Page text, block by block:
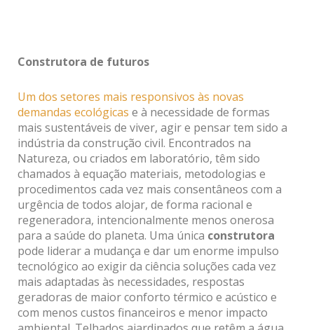
Construtora de futuros
Um dos setores mais responsivos às novas
demandas ecológicas e à necessidade de formas
mais sustentáveis de viver, agir e pensar tem sido a
indústria da construção civil. Encontrados na
Natureza, ou criados em laboratório, têm sido
chamados à equação materiais, metodologias e
procedimentos cada vez mais consentâneos com a
urgência de todos alojar, de forma racional e
regeneradora, intencionalmente menos onerosa
para a saúde do planeta. Uma única construtora
pode liderar a mudança e dar um enorme impulso
tecnológico ao exigir da ciência soluções cada vez
mais adaptadas às necessidades, respostas
geradoras de maior conforto térmico e acústico e
com menos custos financeiros e menor impacto